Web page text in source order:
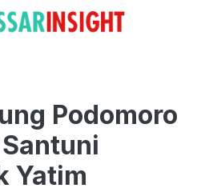
Podomoro
Yatim